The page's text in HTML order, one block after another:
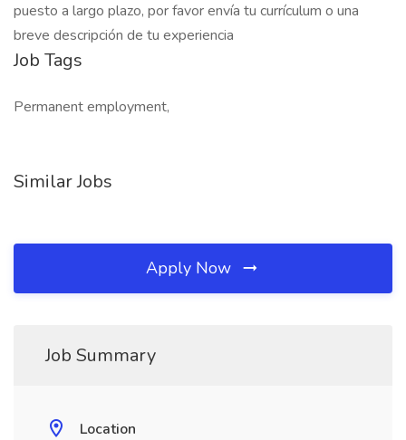
puesto a largo plazo, por favor envía tu currículum o una
breve descripción de tu experiencia
Job Tags
Permanent employment,
Similar Jobs
Apply Now
Job Summary
Location